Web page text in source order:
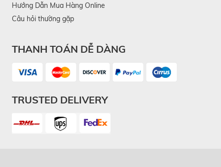
Hướng Dẫn Mua Hàng Online
Câu hỏi thường gặp
THANH TOÁN DỄ DÀNG
TRUSTED DELIVERY